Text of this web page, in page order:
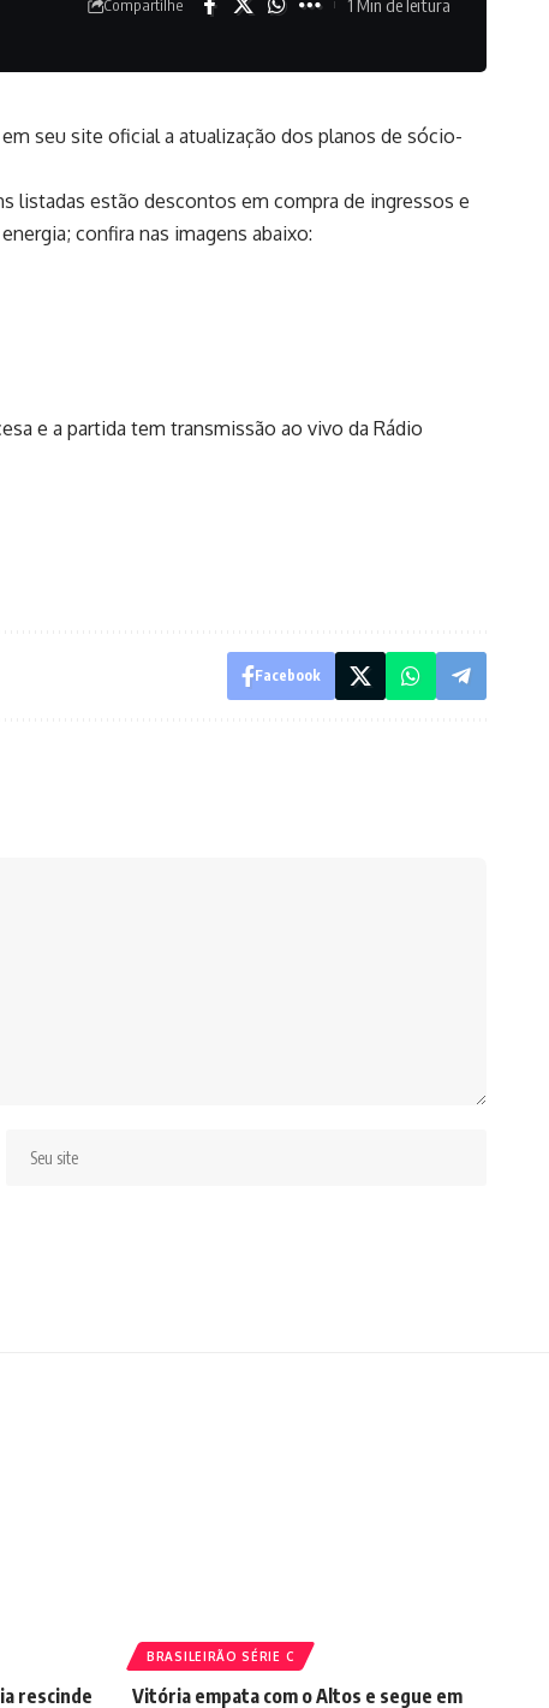
Compartilhe 1 Min de leitura
seu site oficial a atualização dos planos de sócio-
listadas estão descontos em compra de ingressos e
confira nas imagens abaixo:
e a partida tem transmissão ao vivo da Rádio
Facebook
rescinde
BRASILEIRÃO SÉRIE C
Vitória empata com o Altos e segue em